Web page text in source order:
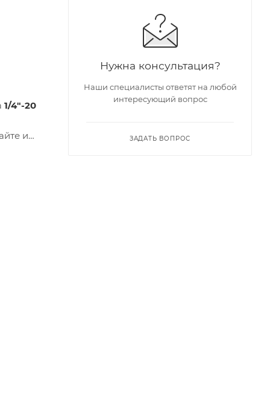
1/4"-20
и
Нужна консультация?
Наши специалисты ответят на любой
интересующий вопрос
ЗАДАТЬ ВОПРОС